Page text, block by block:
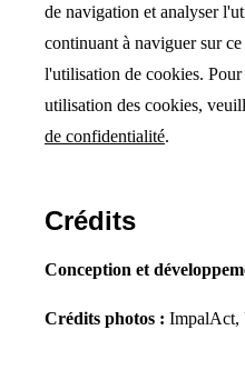
de navigation et analyser
continuant à naviguer sur
l'utilisation de cookies.
utilisation des cookies,
de confidentialité.
Crédits
Conception et
Crédits photos : ImpalAct,